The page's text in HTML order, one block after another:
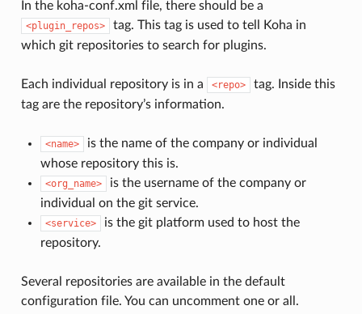
In the koha-conf.xml file, there should be a
<plugin_repos>
tag. This tag is used to tell Koha in
which git repositories to search for plugins.
Each individual repository is in a <repo>
tag. Inside this
tag are the repository’s information.
<name>
is the name of the company or individual
whose repository this is.
<org_name>
is the username of the company or
individual on the git service.
<service>
is the git platform used to host the
repository.
Several repositories are available in the default
configuration file. You can uncomment one or all.